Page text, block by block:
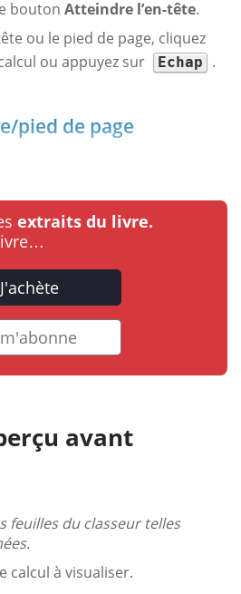
bouton Atteindre l’en-tête.
ou le pied de page, cliquez
ou appuyez sur
Echap .
pied de page
extraits du livre.
J'achète
m'abonne
avant
feuilles du classeur telles
calcul à visualiser.